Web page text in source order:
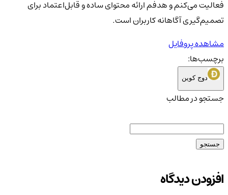
فعالیت می‌کنم و هدفم ارائه محتوای ساده و قابل‌اعتماد برای
تصمیم‌گیری آگاهانه کاربران است.
مشاهده پروفایل
برچسب‌ها:
دوج کوین
جستجو در مطالب
جستجو
افزودن دیدگاه